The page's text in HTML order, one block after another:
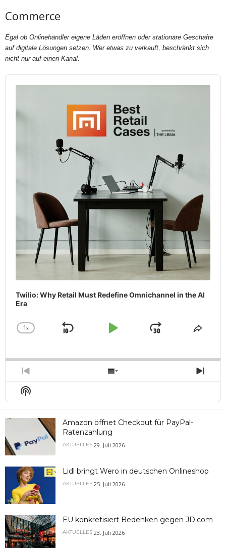
Commerce
Egal ob Onlinehändler eigene Läden eröffnen oder stationäre Geschäfte
auf digitale Lösungen setzen. Wer etwas zu verkauft, beschränkt sich
nicht nur auf einen Kanal.
Audio
Player
Twilio: Why Retail Must Redefine Omnichannel in the AI
Era
Change
1x
Skip
Play
Jump
Share
Previous
Episode
Show
Episodes
Next
Show
Podcast
Information
Amazon öffnet Checkout für PayPal-
Ratenzahlung
AKTUELLES 29. Juli 2026
Lidl bringt Wero in deutschen Onlineshop
AKTUELLES 25. Juli 2026
EU konkretisiert Bedenken gegen JD.com
AKTUELLES 23. Juli 2026